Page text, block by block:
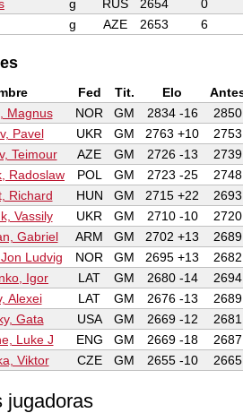
g RUS 2654
0
g AZE 2653 6
Fed Tit. Elo
Magnus NOR GM 2834 -16
2850
Pavel UKR GM 2763 +10
2753
Teimour AZE GM 2726 -13
2739
Radoslaw POL GM 2723 -25
2748
Richard HUN GM 2715 +22
2693
Vassily UKR GM 2710 -10
2720
Gabriel ARM GM 2702 +13
2689
Ludvig NOR GM 2695 +13
2682
Igor LAT GM 2680 -14
2694
Alexei LAT GM 2676 -13
2689
Gata USA GM 2669 -12
2681
Luke J ENG GM 2669 -18
2687
Viktor CZE GM 2655 -10 2665
jugadoras